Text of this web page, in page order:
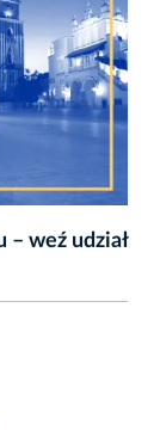
weź udział